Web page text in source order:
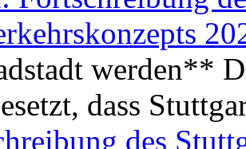
werden**
dass
des